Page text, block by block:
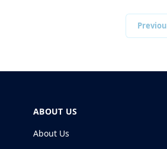
ABOUT US
About Us